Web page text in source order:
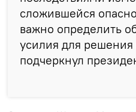
сложившейся
важно определить
усилия для
подчеркнул